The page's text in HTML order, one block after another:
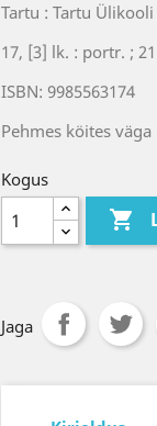
Tartu : Tartu
17, [3] lk. : portr. ;
ISBN: 9985563174
Pehmes köites
Kogus

Jaga